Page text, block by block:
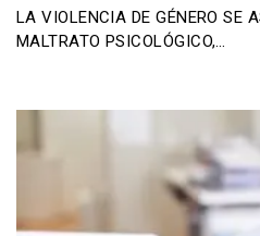
LA VIOLENCIA DE GÉNERO SE
MALTRATO PSICOLÓGICO,…